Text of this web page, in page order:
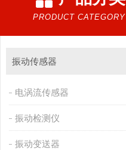
PRODUCT CATEGORY
振动传感器
电涡流传感器
振动检测仪
振动变送器